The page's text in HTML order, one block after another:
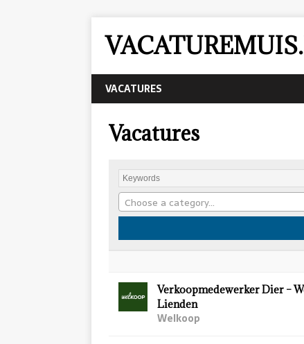
VACATURES
Vacatures
Choose a category…
Verkoopmedewerker Dier –
Lienden
Welkoop